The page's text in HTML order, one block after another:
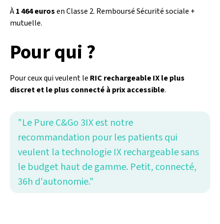
À1 464 eurosen Classe 2. Remboursé Sécurité sociale +
mutuelle.
Pour qui ?
Pour ceux qui veulent le RIC rechargeable IX le plus
discret et le plus connecté à prix accessible.
"Le Pure C&Go 3IX est notre
recommandation pour les patients qui
veulent la technologie IX rechargeable sans
le budget haut de gamme. Petit, connecté,
36h d'autonomie."